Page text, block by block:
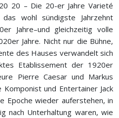
20 – Die 20-er Jahre Varieté
wohl sündigste Jahrzehnt
Jahre–und gleichzeitig volle
Jahre. Nicht nur die Bühne,
des Hauses verwandelt sich
Etablissement der 1920er
Pierre Caesar und Markus
und Entertainer Jack
Epoche wieder auferstehen, in
nach Unterhaltung waren, wie